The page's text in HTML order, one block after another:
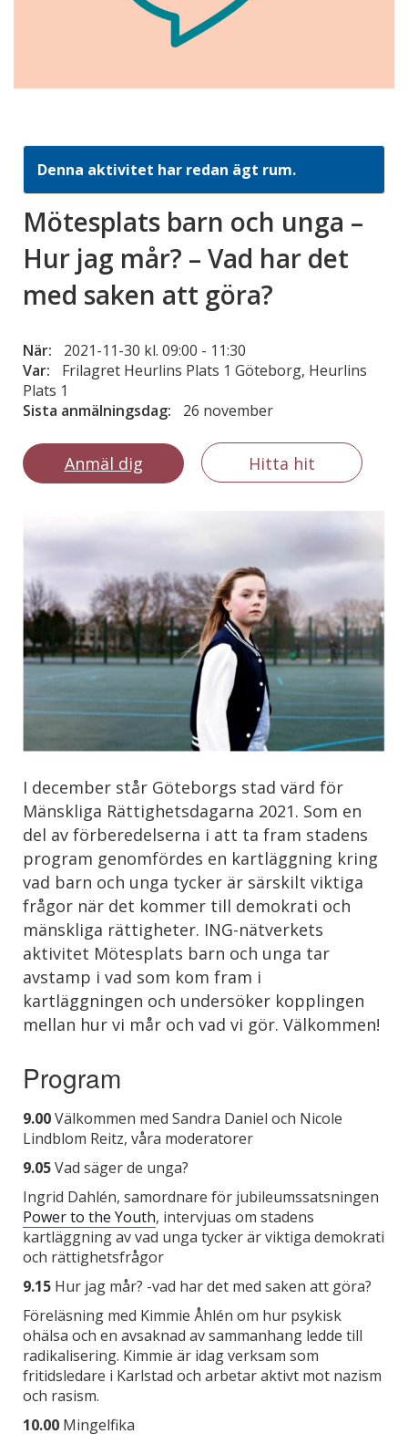
Denna aktivitet har redan ägt rum.
Mötesplats barn och unga –
Hur jag mår? – Vad har det
med saken att göra?
När: 2021-11-30 kl. 09:00 - 11:30
Var:
Frilagret Heurlins Plats 1 Göteborg, Heurlins
Plats 1
Sista anmälningsdag:
26 november
Anmäl dig Hitta hit
I december står Göteborgs stad värd för
Mänskliga Rättighetsdagarna 2021. Som en
del av förberedelserna i att ta fram stadens
program genomfördes en kartläggning kring
vad barn och unga tycker är särskilt viktiga
frågor när det kommer till demokrati och
mänskliga rättigheter. ING-nätverkets
aktivitet Mötesplats barn och unga tar
avstamp i vad som kom fram i
kartläggningen och undersöker kopplingen
mellan hur vi mår och vad vi gör. Välkommen!
Program
9.00Välkommen med Sandra Daniel och Nicole
Lindblom Reitz, våra moderatorer
9.05Vad säger de unga?
Ingrid Dahlén, samordnare för jubileumssatsningen
Power to the Youth, intervjuas om stadens
kartläggning av vad unga tycker är viktiga demokrati
och rättighetsfrågor
9.15 Hur jag mår? -vad har det med saken att göra?
Föreläsning med Kimmie Åhlén om hur psykisk
ohälsa och en avsaknad av sammanhang ledde till
radikalisering. Kimmie är idag verksam som
fritidsledare i Karlstad och arbetar aktivt mot nazism
och rasism.
10.00 Mingelfika